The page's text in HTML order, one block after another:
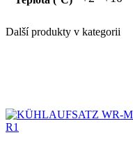
Další produkty v kategorii